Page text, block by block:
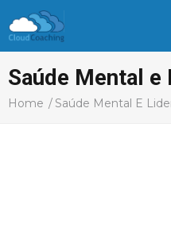
Aprenda
Saúde Mental e
Home Saúde Mental E